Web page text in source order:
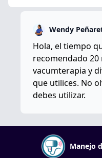
Wendy
Hola, el tiempo
recomendado
vacumterapia y
que utilices. No
debes utilizar.
Manejo